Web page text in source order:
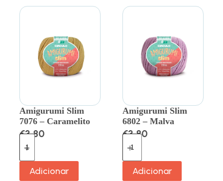
Amigurumi Slim
7076 – Caramelito
€3.80
Adicionar
Amigurumi Slim
6802 – Malva
€3.80
Adicionar